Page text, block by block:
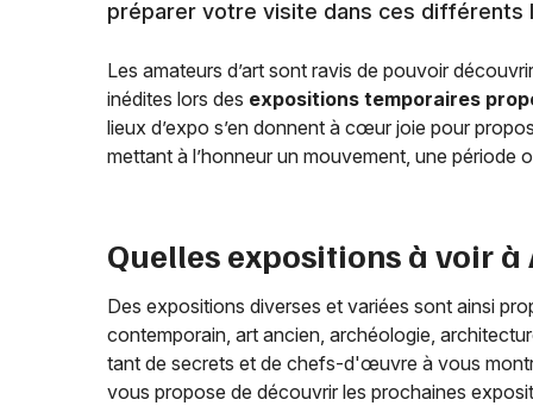
préparer votre visite dans ces différents
Les amateurs d’art sont ravis de pouvoir
inédites lors des expositions temporaires
lieux d’expo s’en donnent à cœur joie pour
mettant à l’honneur un mouvement, une période
Quelles expositions à voir à
Des expositions diverses et variées sont ainsi
contemporain, art ancien, archéologie,
tant de secrets et de chefs-d'œuvre à vous
vous propose de découvrir les prochaines